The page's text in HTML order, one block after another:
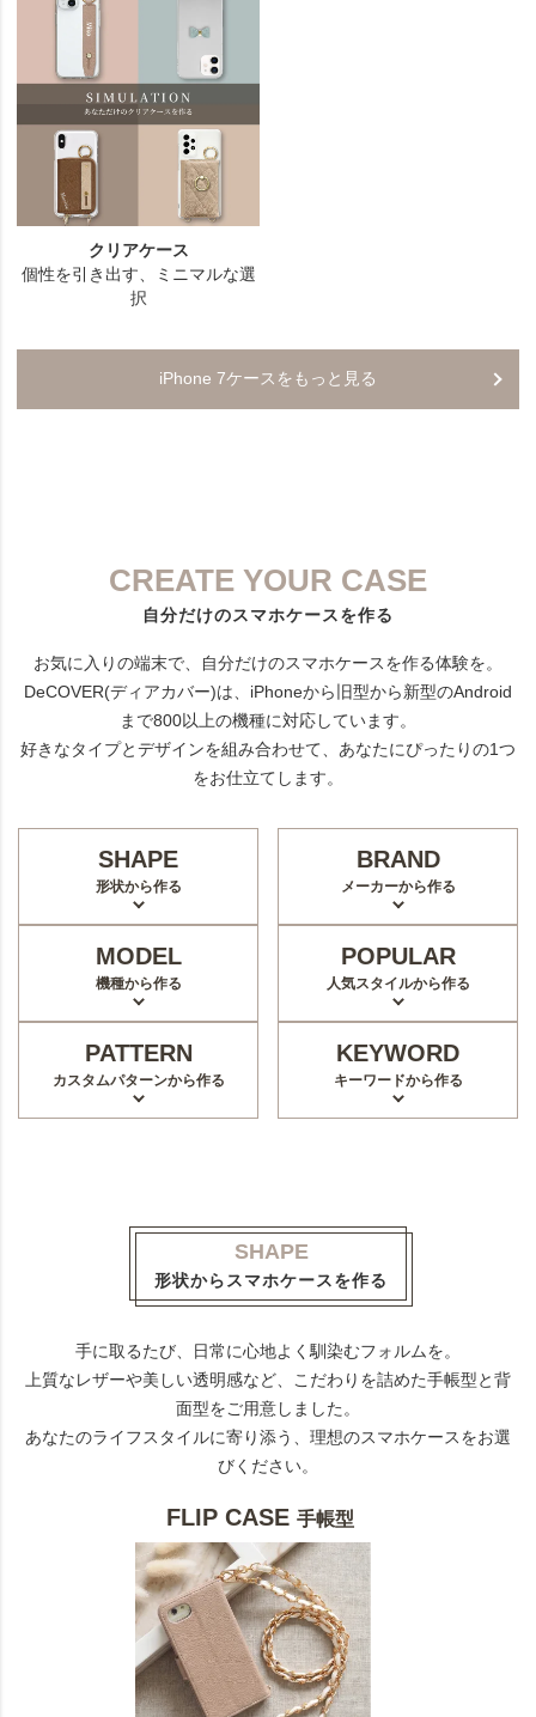
iPhone 7ケースをもっと見る
CREATE YOUR CASE
自分だけのスマホケースを作る
お気に入りの端末で、自分だけのスマホケースを作る体験を。
DeCOVER(ディアカバー)は、iPhoneから旧型から新型のAndroid
まで800以上の機種に対応しています。
好きなタイプとデザインを組み合わせて、あなたにぴったりの1つ
をお仕立てします。
SHAPE
形状から作る
BRAND
メーカーから作る
MODEL
機種から作る
POPULAR
人気スタイルから作る
PATTERN
カスタムパターンから作る
KEYWORD
キーワードから作る
SHAPE
形状からスマホケースを作る
手に取るたび、日常に心地よく馴染むフォルムを。
上質なレザーや美しい透明感など、こだわりを詰めた手帳型と背
面型をご用意しました。
あなたのライフスタイルに寄り添う、理想のスマホケースをお選
びください。
FLIP CASE手帳型